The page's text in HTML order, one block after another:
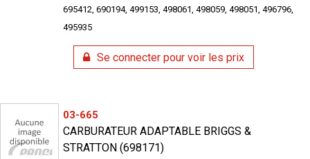
695412, 690194, 499153, 498061, 498059, 498051, 496796,
495935
Se connecter pour voir les prix
03-665
CARBURATEUR ADAPTABLE BRIGGS &
STRATTON (698171)